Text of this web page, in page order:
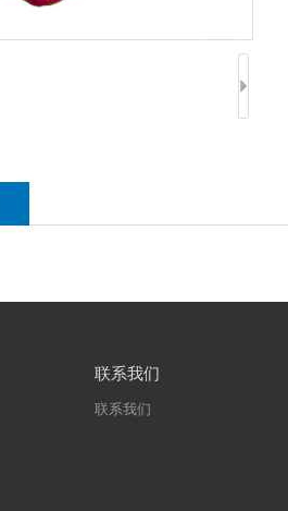
联系我们
联系我们